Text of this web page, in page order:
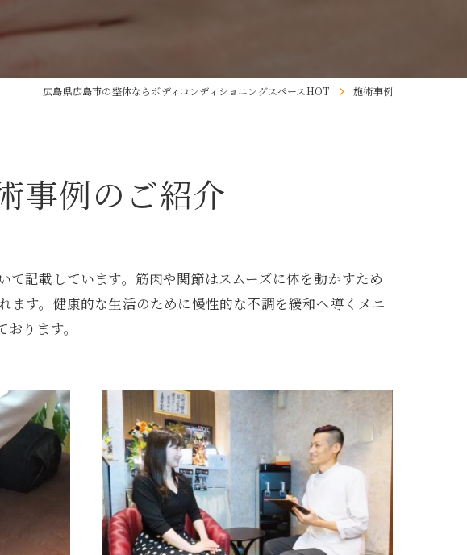
広島県広島市の整体ならボディコンディショニングスペースHOT 施術事例
事例のご紹介
記載しています。筋肉や関節はスムーズに体を動かすため
す。健康的な生活のために慢性的な不調を緩和へ導くメニ
ります。